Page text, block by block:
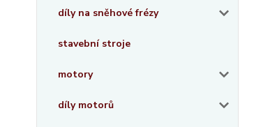
díly na sněhové frézy
stavební stroje
motory
díly motorů